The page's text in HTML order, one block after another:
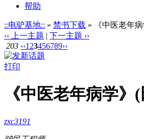
帮助
::电驴基地:: » 禁书下载 » 《中医老年
‹‹ 上一主题 | 下一主题 ››
203 ‹‹1 23456789››
打印
《中医老年病学
zxc3191